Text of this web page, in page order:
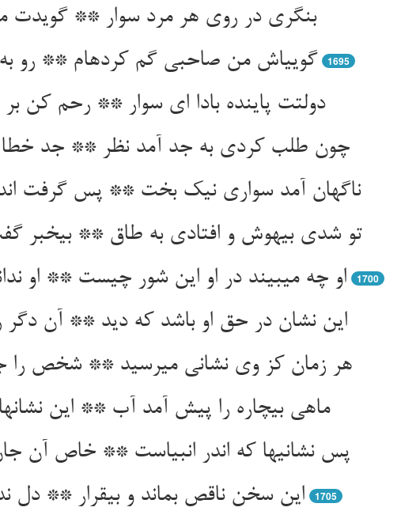
بنگری در روی هر مرد سوار ** گویدت
گویی‏اش من صاحبی گم کرده‏ام ** رو
1695
دولتت پاینده بادا ای سوار ** رحم کن بر
چون طلب کردی به جد آمد نظر ** جد خطا
ناگهان آمد سواری نیک بخت ** پس گرفت
تو شدی بی‏هوش و افتادی به طاق ** بی‏خبر
او چه می‏بیند در او این شور چیست ** او
1700
این نشان در حق او باشد که دید ** آن دگر
هر زمان کز وی نشانی می‏رسید ** شخص را
ماهی بی‏چاره را پیش آمد آب ** این
پس نشانیها که اندر انبیاست ** خاص آن
این سخن ناقص بماند و بی‏قرار ** دل
1705